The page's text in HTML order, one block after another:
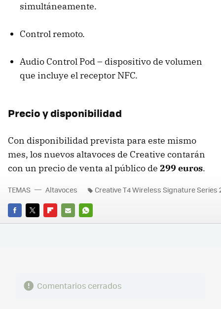
simultáneamente.
Control remoto.
Audio Control Pod – dispositivo de volumen
que incluye el receptor NFC.
Precio y disponibilidad
Con disponibilidad prevista para este mismo
mes, los nuevos altavoces de Creative contarán
con un precio de venta al público de 299 euros.
FACEBOOK
TWITTERFLIPBOARD
E-
WHATSAPP
TEMAS Altavoces Creative T4 Wireless Signature Series
Comentarios cerrados